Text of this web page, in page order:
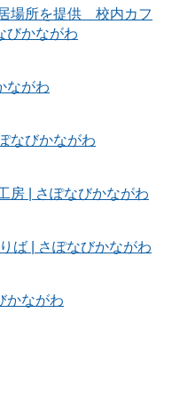
場所を提供 校内カフ
びかながわ
ながわ
なびかながわ
房 | さぽなびかながわ
ば | さぽなびかながわ
かながわ